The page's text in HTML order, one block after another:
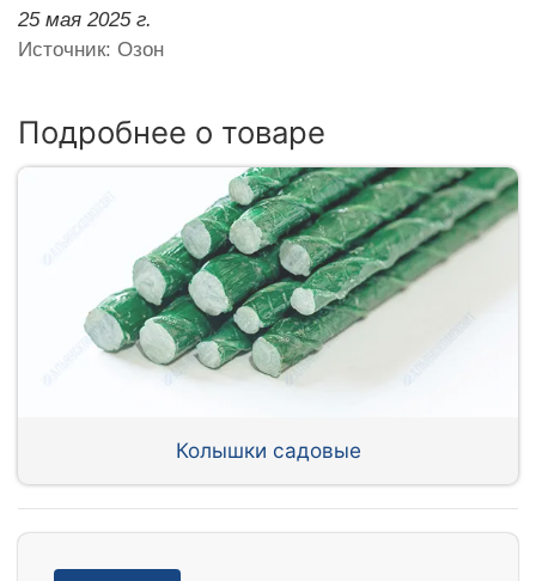
25 мая 2025 г.
Источник: Озон
Подробнее о товаре
Колышки садовые